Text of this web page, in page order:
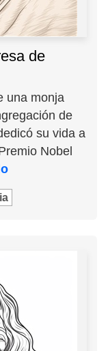
de
una monja
de
su vida a
Nobel